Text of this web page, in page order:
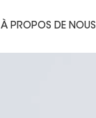
À PROPOS DE NOUS